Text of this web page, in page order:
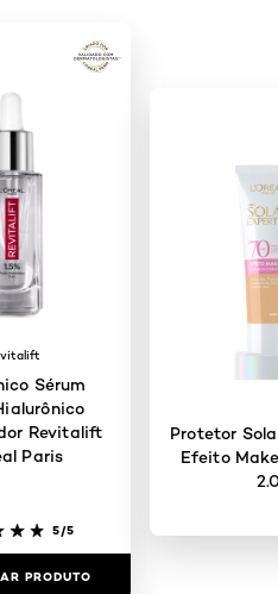
Sérum
Revitalift
Paris
5/5
PRODUTO
Protetor
Efeito